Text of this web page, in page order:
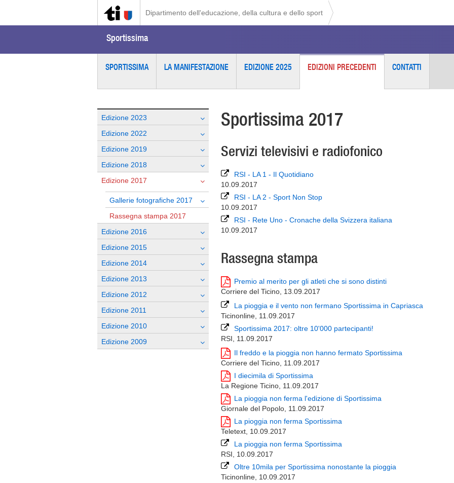
Dipartimento dell'educazione, della cultura e dello sport
Sportissima
SPORTISSIMA LA MANIFESTAZIONE EDIZIONE 2025 EDIZIONI PRECEDENTI CONTATTI
Edizione 2023
Edizione 2022
Edizione 2019
Edizione 2018
Edizione 2017
Gallerie fotografiche 2017
Rassegna stampa 2017
Edizione 2016
Edizione 2015
Edizione 2014
Edizione 2013
Edizione 2012
Edizione 2011
Edizione 2010
Edizione 2009
Sportissima 2017
Servizi televisivi e radiofonico
RSI - LA 1 - Il Quotidiano
10.09.2017
RSI - LA 2 - Sport Non Stop
10.09.2017
RSI - Rete Uno - Cronache della Svizzera italiana
10.09.2017
Rassegna stampa
Premio al merito per gli atleti che si sono distinti
Corriere del Ticino, 13.09.2017
La pioggia e il vento non fermano Sportissima in Capriasca
Ticinonline, 11.09.2017
Sportissima 2017: oltre 10'000 partecipanti!
RSI, 11.09.2017
Il freddo e la pioggia non hanno fermato Sportissima
Corriere del Ticino, 11.09.2017
I diecimila di Sportissima
La Regione Ticino, 11.09.2017
La pioggia non ferma l'edizione di Sportissima
Giornale del Popolo, 11.09.2017
La pioggia non ferma Sportissima
Teletext, 10.09.2017
La pioggia non ferma Sportissima
RSI, 10.09.2017
Oltre 10mila per Sportissima nonostante la pioggia
Ticinonline, 10.09.2017